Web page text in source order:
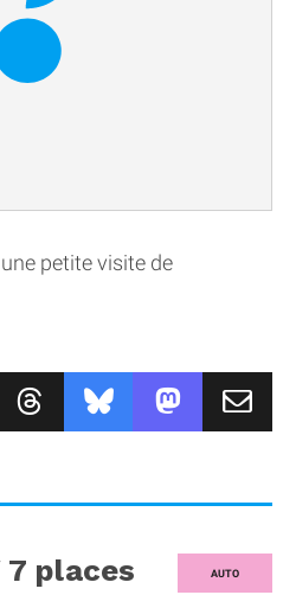
petite visite de
AUTO
7 places